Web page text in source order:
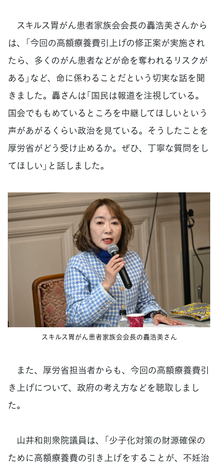
スキルス胃がん患者家族会会長の轟浩美さんから
は、「今回の高額療養費引上げの修正案が実施され
たら、多くのがん患者などが命を奪われるリスクが
ある」など、命に係わることだという切実な話を聞
きました。轟さんは「国民は報道を注視している。
国会でももめているところを中継してほしいという
声があがるくらい政治を見ている。そうしたことを
厚労省がどう受け止めるか。ぜひ、丁寧な質問をし
てほしい」と話しました。
スキルス胃がん患者家族会会長の轟浩美さん
また、厚労省担当者からも、今回の高額療養費引
き上げについて、政府の考え方などを聴取しまし
た。
山井和則衆院議員は、「少子化対策の財源確保の
ために高額療養費の引き上げをすることが、不妊治